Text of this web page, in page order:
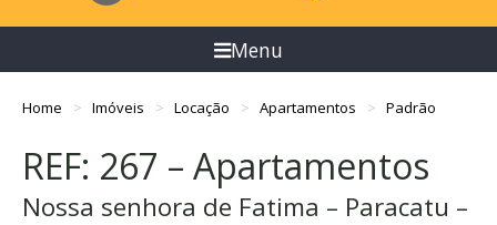
Menu
Home Imóveis Locação Apartamentos Padrão
REF: 267 – Apartamentos
Nossa senhora de Fatima – Paracatu –